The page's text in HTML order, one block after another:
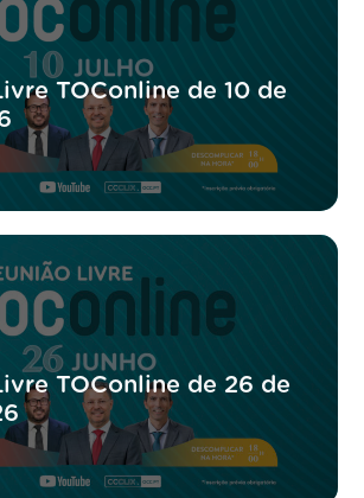
TOConline de 10 de
TOConline de 26 de